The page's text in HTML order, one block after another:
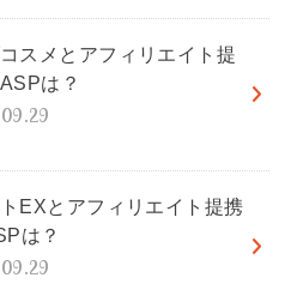
スメとアフィリエイト提
は？
EXとアフィリエイト提携
は？